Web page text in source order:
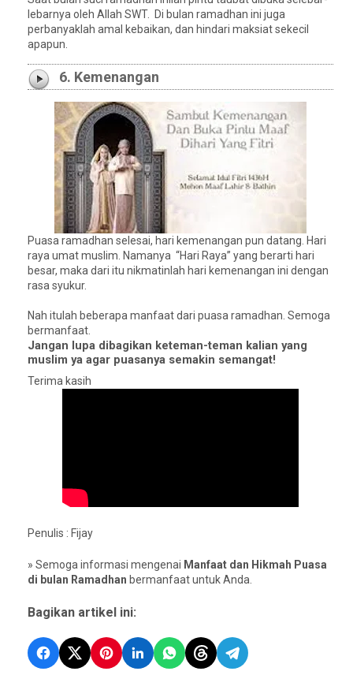
lebarnya oleh Allah SWT. Di bulan ramadhan ini juga
perbanyaklah amal kebaikan, dan hindari maksiat sekecil
apapun.
6. Kemenangan
Puasa ramadhan selesai, hari kemenangan pun datang. Hari
raya umat muslim. Namanya “Hari Raya” yang berarti hari
besar, maka dari itu nikmatinlah hari kemenangan ini dengan
rasa syukur.
Nah itulah beberapa manfaat dari puasa ramadhan. Semoga
bermanfaat.
Jangan lupa dibagikan keteman-teman kalian yang
muslim ya agar puasanya semakin semangat!
Terima kasih
Penulis : Fijay
» Semoga informasi mengenai Manfaat dan Hikmah Puasa
di bulan Ramadhan bermanfaat untuk Anda.
Bagikan artikel ini: